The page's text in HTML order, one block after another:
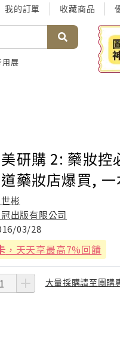
我的訂單 收藏商品
用展
研購 2: 藥妝控
藥妝店爆買,
彬
出版有限公司
03/28
，天天享最高7%回饋
大量採購請至團購